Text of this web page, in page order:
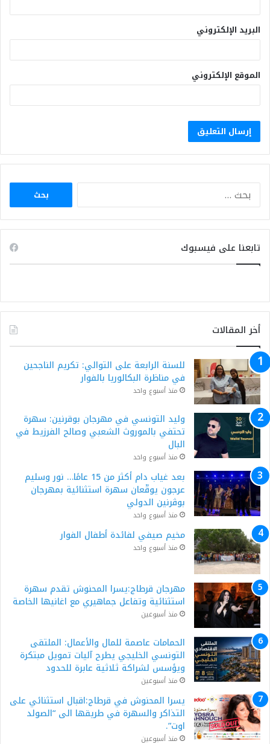
البريد الإلكتروني
الموقع الإلكتروني
البحث
تابعنا على فيسبوك
أخر المقالات
للسنة الرابعة على التوالي: تكريم الناجحين
في مناظرة البكالوريا بالفوار
منذ أسبوع واحد
وليد التونسي في مهرجان بوقرنين: سهرة
تحتفي بالموروث الشعبي وصالح الفرزيط في
البال
منذ أسبوع واحد
بعد غياب دام أكثر من 15 عامًا… نور وسليم
عرجون يوقّعان سهرة استثنائية بمهرجان
بوڨرنين الدولي
منذ أسبوع واحد
مخيم صيفي لفائدة أطفال الفوار
منذ أسبوع واحد
مهرجان قرطاج:يسرا المحنوش تقدم سهرة
استثنائية وتفاعل جماهيري مع اغانيها الخاصة
منذ أسبوعين
الحمامات عاصمة للمال والأعمال: الملتقى
التونسي الخليجي يطرح آليات تمويل مبتكرة
ويؤسس لشراكة ثلاثية عابرة للحدود
منذ أسبوعين
يسرا المحنوش في قرطاج:اقبال استثنائي على
التذاكر والسهرة في طريقها الى “الصولد
اوت”.
منذ أسبوعين